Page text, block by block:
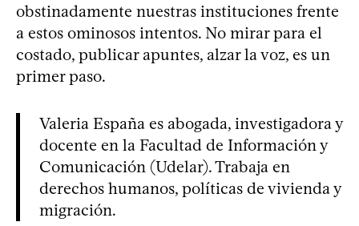
obstinadamente nuestras instituciones frente
a estos ominosos intentos. No mirar para el
costado, publicar apuntes, alzar la voz, es un
primer paso.
Valeria España es abogada, investigadora y
docente en la Facultad de Información y
Comunicación (Udelar). Trabaja en
derechos humanos, políticas de vivienda y
migración.